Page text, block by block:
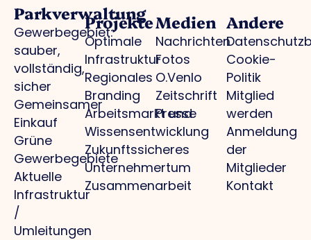
Parkverwaltung
Gewerbegebiet:
sauber,
vollständig,
sicher
Gemeinsamer
Einkauf
Grüne
Gewerbegebiete
Aktuelle
Infrastruktur
/
Umleitungen
Projekte
Optimale
Infrastruktur
Regionales
Branding
Arbeitsmarkt und
Wissensentwicklung
Zukunftssicheres
Unternehmertum
Zusammenarbeit
Medien
Nachrichten
Fotos
O.Venlo
Zeitschrift
Presse
Andere
Cookie-
Politik
Mitglied
werden
Anmeldung
der
Mitglieder
Kontakt